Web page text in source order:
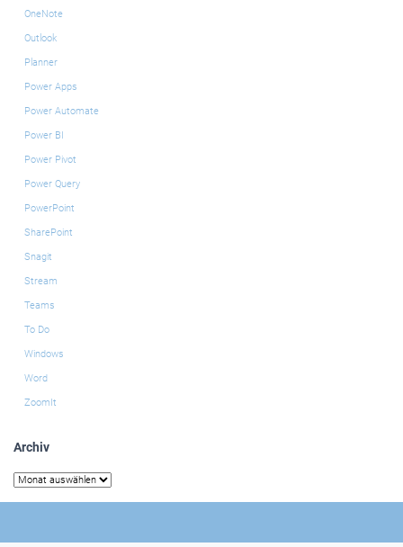
OneNote
Outlook
Planner
Power Apps
Power Automate
Power BI
Power Pivot
Power Query
PowerPoint
SharePoint
Snagit
Stream
Teams
To Do
Windows
Word
ZoomIt
Archiv
Archiv